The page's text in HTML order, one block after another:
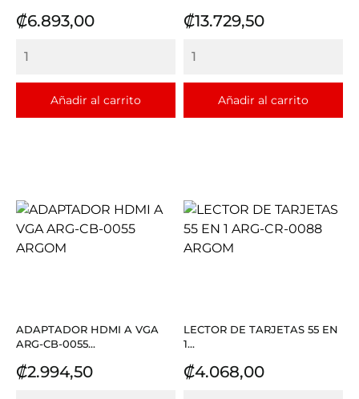
Precio
₡6.893,00
Añadir al carrito
Precio
₡13.729,50
Añadir al carrito
ADAPTADOR HDMI A VGA
ARG-CB-0055...
Precio
₡2.994,50
LECTOR DE TARJETAS 55 EN
1...
Precio
₡4.068,00